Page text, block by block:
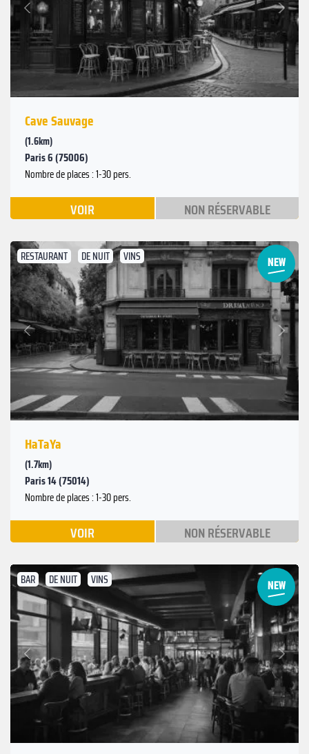
Précédent
Cave Sauvage
(1.6km)
Paris 6 (75006)
Nombre de places : 1-30 pers.
VOIR NON RÉSERVABLE
RESTAURANT DE NUIT VINS
Précédent
Suivant
HaTaYa
(1.7km)
Paris 14 (75014)
Nombre de places : 1-30 pers.
VOIR NON RÉSERVABLE
BAR DE NUIT VINS
Précédent
Suivant